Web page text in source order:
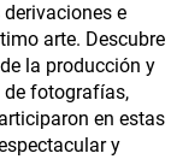
e
arte. Descubre
la producción y
de fotografías,
en estas
y